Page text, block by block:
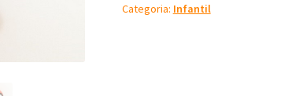
quantidade
Categoria: Infantil